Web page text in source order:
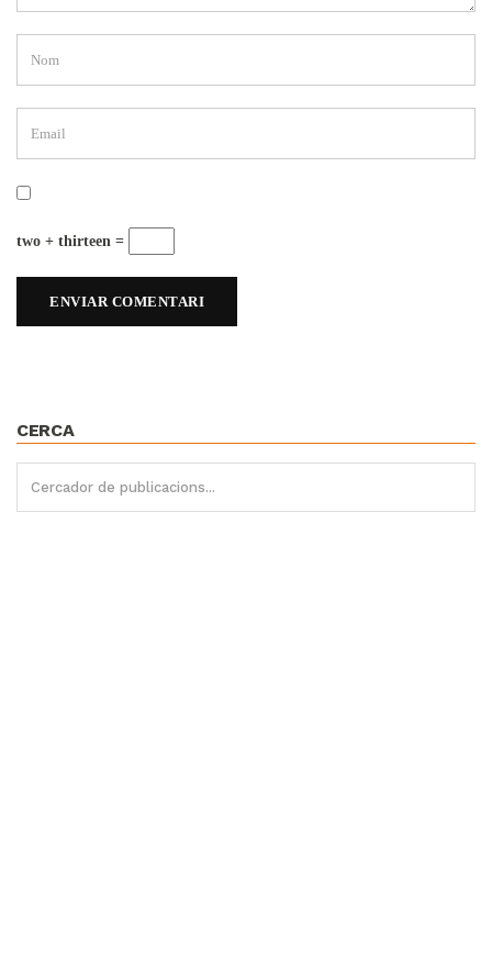
two + thirteen =
CERCA